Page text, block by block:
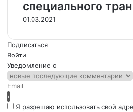
специального
01.03.2021
Подписаться
Войти
Уведомление о
Я разрешаю использовать свой